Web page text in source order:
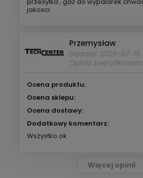
jakosci
Przemysław
Dodano: 2026-07-16
Opinia
Ocena produktu:
Ocena sklepu:
Ocena dostawy:
Dodatkowy komentarz:
Wszystko ok
Więcej opinii